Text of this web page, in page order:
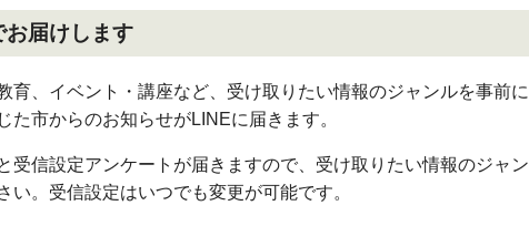
届けします
育、イベント・講座など、受け取りたい情報のジャンルを事前に
た市からのお知らせがLINEに届きます。
受信設定アンケートが届きますので、受け取りたい情報のジャン
い。受信設定はいつでも変更が可能です。